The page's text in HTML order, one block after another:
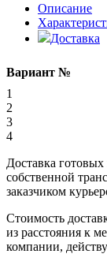
Описание
Доставка
Вариант №
1
2
3
4
Доставка
собственной
заказчиком
Стоимость
из расстояния к
компании,